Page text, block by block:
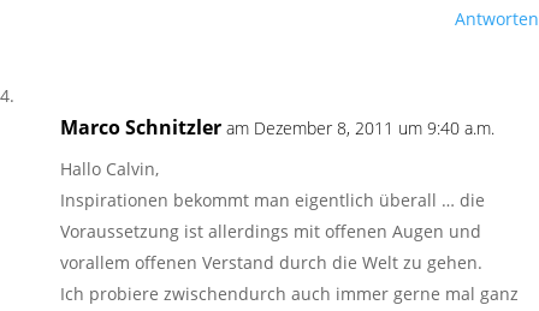
Antworten
Marco Schnitzler am Dezember 8, 2011 um 9:40 a.m.
Hallo Calvin,
Inspirationen bekommt man eigentlich überall … die
Voraussetzung ist allerdings mit offenen Augen und
vorallem offenen Verstand durch die Welt zu gehen.
Ich probiere zwischendurch auch immer gerne mal ganz